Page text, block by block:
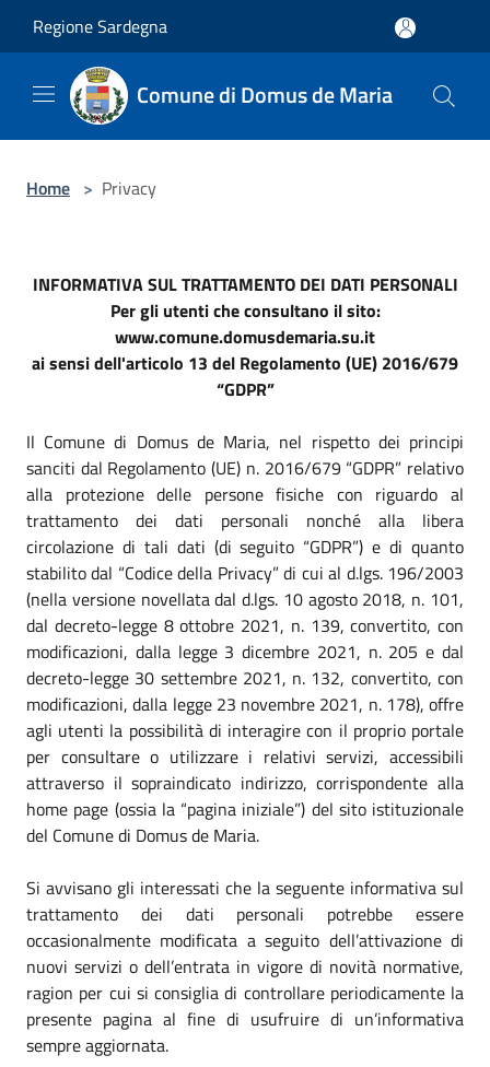
Regione Sardegna
Comune di Domus de Maria
Home > Privacy
INFORMATIVA SUL TRATTAMENTO DEI DATI PERSONALI
Per gli utenti che consultano il sito:
www.comune.domusdemaria.su.it
ai sensi dell'articolo 13 del Regolamento (UE) 2016/679
“GDPR”
Il Comune di Domus de Maria, nel rispetto dei principi
sanciti dal Regolamento (UE) n. 2016/679 “GDPR” relativo
alla protezione delle persone fisiche con riguardo al
trattamento dei dati personali nonché alla libera
circolazione di tali dati (di seguito “GDPR”) e di quanto
stabilito dal “Codice della Privacy” di cui al d.lgs. 196/2003
(nella versione novellata dal d.lgs. 10 agosto 2018, n. 101,
dal decreto-legge 8 ottobre 2021, n. 139, convertito, con
modificazioni, dalla legge 3 dicembre 2021, n. 205 e dal
decreto-legge 30 settembre 2021, n. 132, convertito, con
modificazioni, dalla legge 23 novembre 2021, n. 178), offre
agli utenti la possibilità di interagire con il proprio portale
per consultare o utilizzare i relativi servizi, accessibili
attraverso il sopraindicato indirizzo, corrispondente alla
home page (ossia la “pagina iniziale”) del sito istituzionale
del Comune di Domus de Maria.
Si avvisano gli interessati che la seguente informativa sul
trattamento dei dati personali potrebbe essere
occasionalmente modificata a seguito dell’attivazione di
nuovi servizi o dell’entrata in vigore di novità normative,
ragion per cui si consiglia di controllare periodicamente la
presente pagina al fine di usufruire di un’informativa
sempre aggiornata.